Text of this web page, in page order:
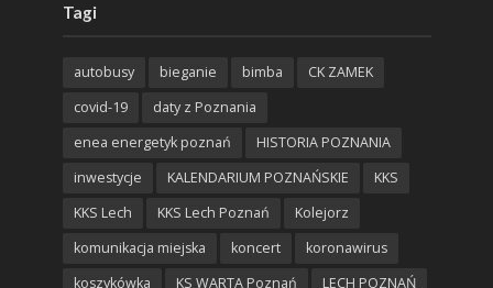
Tagi
autobusy bieganie bimba
CK ZAMEK
covid-19
daty z Poznania
enea energetyk poznań
HISTORIA POZNANIA
inwestycje
KALENDARIUM POZNAŃSKIE
KKS
KKS Lech
KKS Lech Poznań
Kolejorz
komunikacja miejska
koncert
koronawirus
koszykówka
KS WARTA Poznań
LECH POZNAŃ